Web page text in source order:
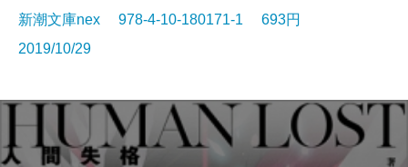
新潮文庫nex 978-4-10-180171-1 693円
2019/10/29